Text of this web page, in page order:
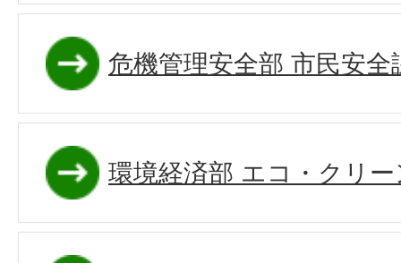
危機管理安全部 市民安全
環境経済部 エコ・クリ